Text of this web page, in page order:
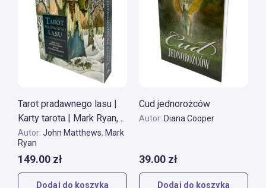
Dodaj do koszyka
Tarot pradawnego lasu |
Karty tarota | Mark Ryan,
John Matthews
Autor: John Matthews, Mark
Ryan
149.00 zł
Dodaj do koszyka
Cud jednorożców
Autor: Diana Cooper
39.00 zł